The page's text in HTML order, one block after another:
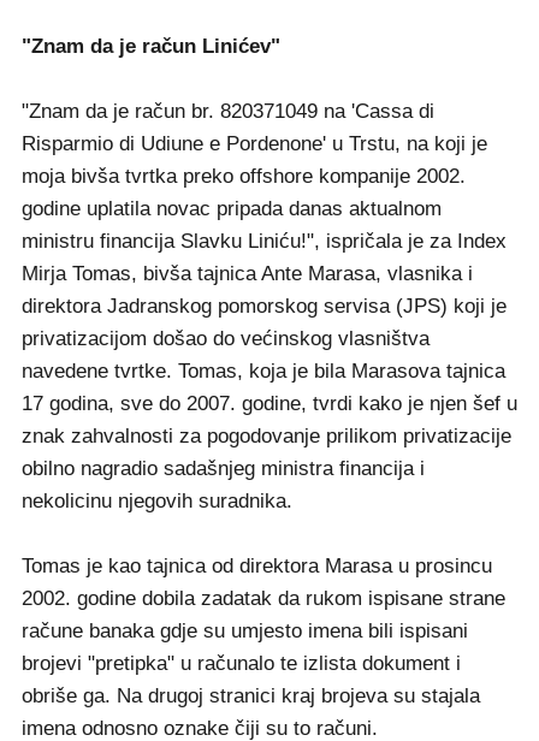
"Znam da je račun Linićev"
"Znam da je račun br. 820371049 na 'Cassa di
Risparmio di Udiune e Pordenone' u Trstu, na koji je
moja bivša tvrtka preko offshore kompanije 2002.
godine uplatila novac pripada danas aktualnom
ministru financija Slavku Liniću!", ispričala je za Index
Mirja Tomas, bivša tajnica Ante Marasa, vlasnika i
direktora Jadranskog pomorskog servisa (JPS) koji je
privatizacijom došao do većinskog vlasništva
navedene tvrtke. Tomas, koja je bila Marasova tajnica
17 godina, sve do 2007. godine, tvrdi kako je njen šef u
znak zahvalnosti za pogodovanje prilikom privatizacije
obilno nagradio sadašnjeg ministra financija i
nekolicinu njegovih suradnika.
Tomas je kao tajnica od direktora Marasa u prosincu
2002. godine dobila zadatak da rukom ispisane strane
račune banaka gdje su umjesto imena bili ispisani
brojevi "pretipka" u računalo te izlista dokument i
obriše ga. Na drugoj stranici kraj brojeva su stajala
imena odnosno oznake čiji su to računi.